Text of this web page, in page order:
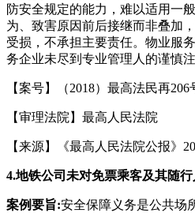
防安全规定的能力，难以适用一
为、致害原因前后接继而非叠加
受损，不承担主要责任。物业服
务企业未尽到专业管理人的谨慎
【案号】（2018）最高法民再206
【审理法院】最高人民法院
【来源】《最高人民法院公报》
4.地铁公司未对免票乘客及其随
案例要旨:安全保障义务是公共场